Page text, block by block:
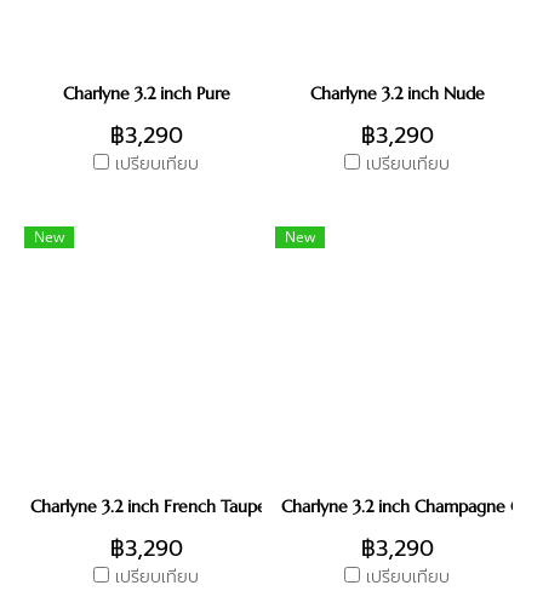
Charlyne 3.2 inch Pure
฿3,290
เปรียบเทียบ
Charlyne 3.2 inch Nude
฿3,290
เปรียบเทียบ
New
Charlyne 3.2 inch French Taupe
฿3,290
เปรียบเทียบ
New
Charlyne 3.2 inch Champagne
฿3,290
เปรียบเทียบ